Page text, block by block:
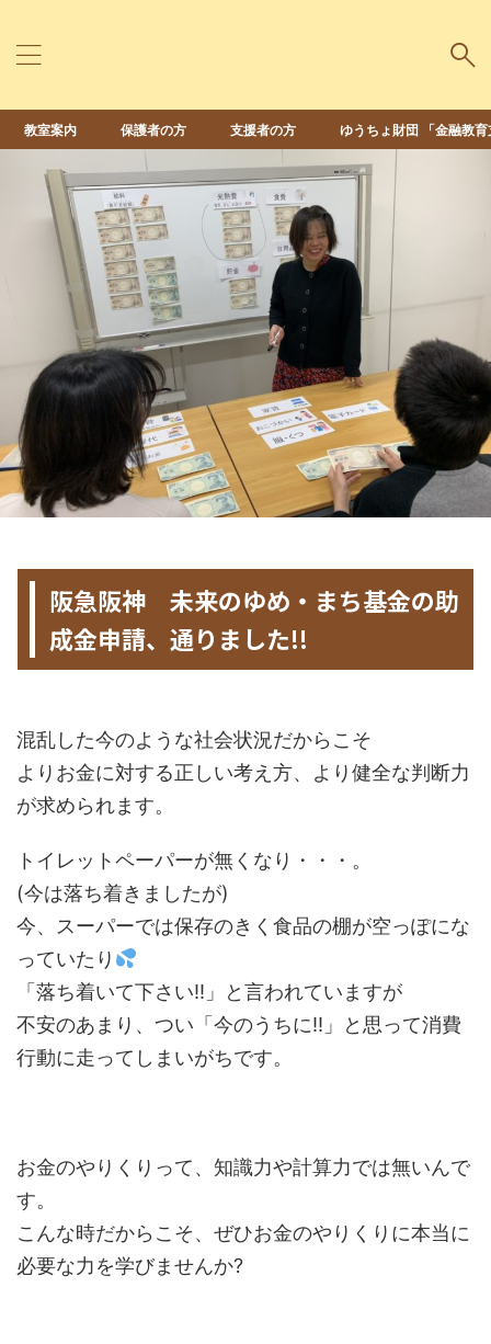
教室案内 保護者の方 支援者の方 ゆうちょ財団 「金融教
阪急阪神 未来のゆめ・まち基金の助
成金申請、通りました!!
混乱した今のような社会状況だからこそ
よりお金に対する正しい考え方、より健全な判断力
が求められます。
トイレットペーパーが無くなり・・・。
(今は落ち着きましたが)
今、スーパーでは保存のきく食品の棚が空っぽにな
っていたり
「落ち着いて下さい!!」と言われていますが
不安のあまり、つい「今のうちに!!」と思って消費
行動に走ってしまいがちです。
お金のやりくりって、知識力や計算力では無いんで
す。
こんな時だからこそ、ぜひお金のやりくりに本当に
必要な力を学びませんか?